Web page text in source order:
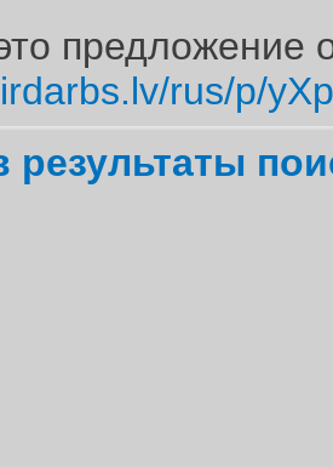
предложение
rus/p/
результаты